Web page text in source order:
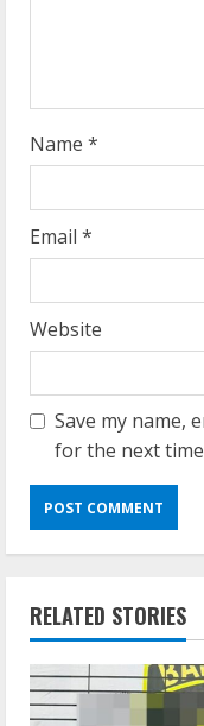
g
Name *
Email *
Website
Save my name,
for the next
RELATED STORIES